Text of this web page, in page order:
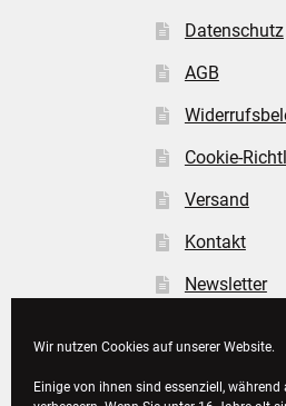
Wir nutzen Cookies auf unserer Website.
Einige von ihnen sind essenziell,
Datenschutz
AGB
Cookie-
Versand
Kontakt
Newsletter